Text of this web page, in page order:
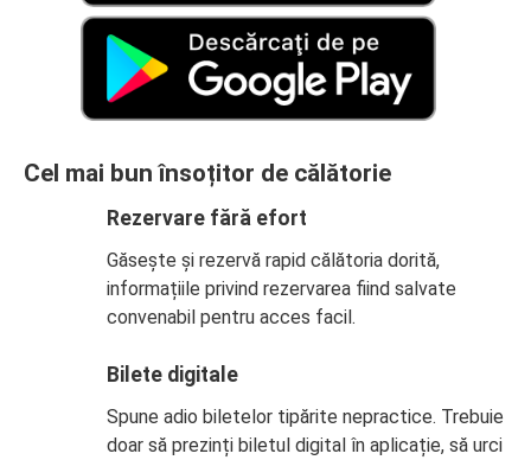
Cel mai bun însoțitor de călătorie
Rezervare fără efort
Găsește și rezervă rapid călătoria dorită,
informațiile privind rezervarea fiind salvate
convenabil pentru acces facil.
Bilete digitale
Spune adio biletelor tipărite nepractice. Trebuie
doar să prezinți biletul digital în aplicație, să urci